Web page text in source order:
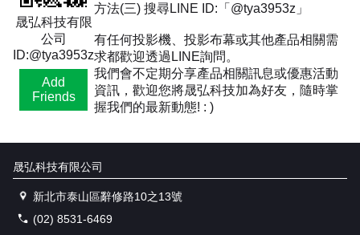
晟弘科技有限
公司
ID:@tya3953z
Add
Friends
方法(三) 搜尋LINE ID:「@tya3953z」
有任何投影機、投影布幕或其他產品相關需
求都歡迎透過LINE詢問。
我們會不定期分享產品相關訊息或優惠活動
資訊，歡迎您將晟弘科技加為好友，隨時掌
握我們的最新動態! : )
晟弘科技有限公司
新北市泰山區辭修路10之13號
(02) 8531-6469